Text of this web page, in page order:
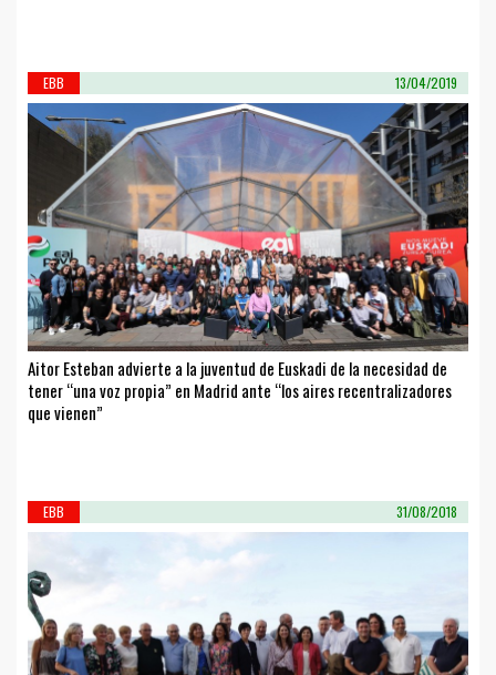
EBB 13/04/2019
Aitor Esteban advierte a la juventud de Euskadi de la necesidad de
tener “una voz propia” en Madrid ante “los aires recentralizadores
que vienen”
EBB 31/08/2018